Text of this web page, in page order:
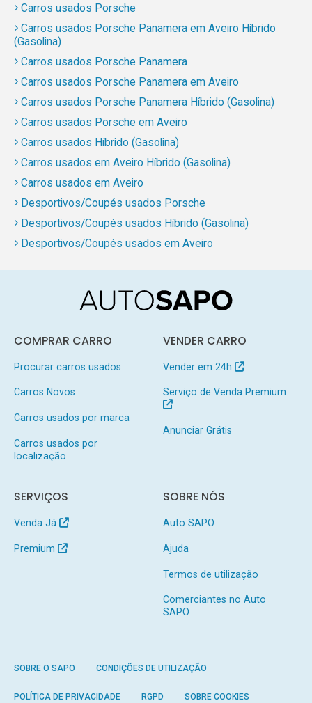
Carros usados Porsche
Carros usados Porsche Panamera em Aveiro Híbrido
(Gasolina)
Carros usados Porsche Panamera
Carros usados Porsche Panamera em Aveiro
Carros usados Porsche Panamera Híbrido (Gasolina)
Carros usados Porsche em Aveiro
Carros usados Híbrido (Gasolina)
Carros usados em Aveiro Híbrido (Gasolina)
Carros usados em Aveiro
Desportivos/Coupés usados Porsche
Desportivos/Coupés usados Híbrido (Gasolina)
Desportivos/Coupés usados em Aveiro
COMPRAR CARRO
Procurar carros usados
Carros Novos
Carros usados por marca
Carros usados por
localização
VENDER CARRO
Vender em 24h
Serviço de Venda Premium
Anunciar Grátis
SERVIÇOS
Venda Já
Premium
SOBRE NÓS
Auto SAPO
Ajuda
Termos de utilização
Comerciantes no Auto
SAPO
SOBRE O SAPO CONDIÇÕES DE UTILIZAÇÃO
POLÍTICA DE PRIVACIDADE RGPD SOBRE COOKIES